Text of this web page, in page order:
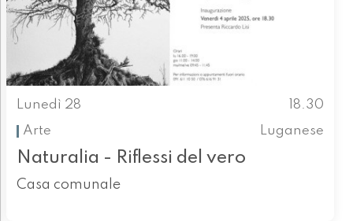
Lunedì 28
18.30
Arte
Luganese
Naturalia - Riflessi del vero
Casa comunale